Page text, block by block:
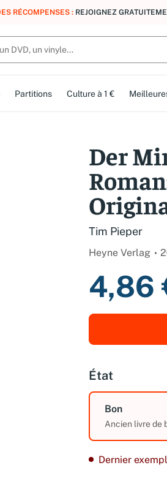
RÉCOMPENSES : REJOIGNEZ
Partitions Culture à 1 €
Der
Tim Pieper
Heyne Verlag
4,86
État
Bon
Ancien livre de
Dernier